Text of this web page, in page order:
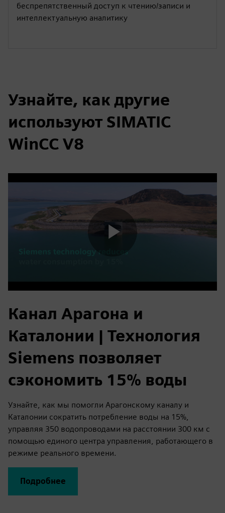
беспрепятственный доступ к чтению/записи и
интеллектуальную аналитику
Узнайте, как другие
используют SIMATIC
WinCC V8
Play
Video
Канал Арагона и
Каталонии | Технология
Siemens позволяет
сэкономить 15% воды
Узнайте, как мы помогли Арагонскому каналу и
Каталонии сократить потребление воды на 15%,
управляя 350 водопроводами на расстоянии 300 км с
помощью единого центра управления, работающего в
режиме реального времени.
Подробнее